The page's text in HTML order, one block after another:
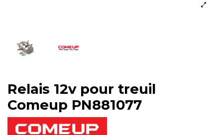
Relais 12v pour treuil
Comeup PN881077